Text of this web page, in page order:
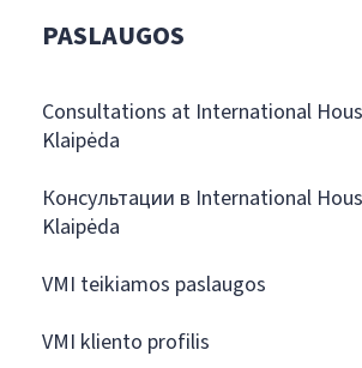
PASLAUGOS
Consultations at International
Klaipėda
Консультации в International
Klaipėda
VMI teikiamos paslaugos
VMI kliento profilis